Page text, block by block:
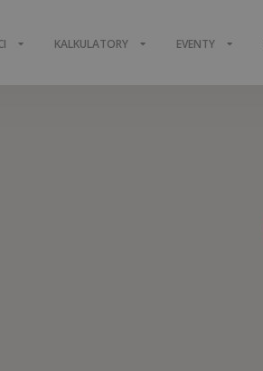
KALKULATORY EVENTY